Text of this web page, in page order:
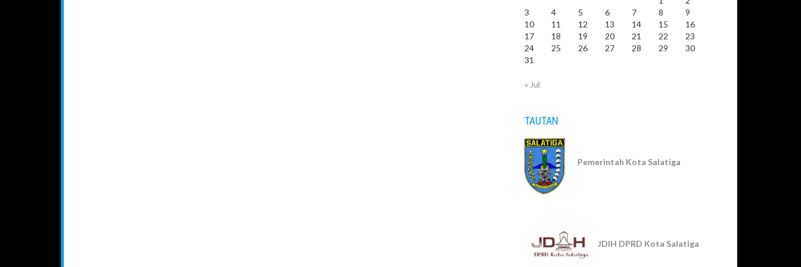
3
4 5 6 7 8
9
10
11 12 13 14 15
16
17
18 19 20 21 22
23
24
25 26 27 28 29
30
31
« Jul
TAUTAN
Pemerintah Kota Salatiga
JDIH DPRD Kota Salatiga